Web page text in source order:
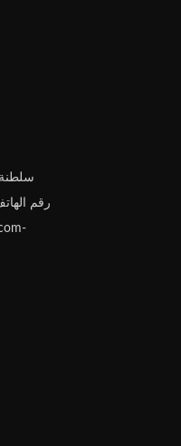
سلطنة
رقم الهاتف : 0096899464118-